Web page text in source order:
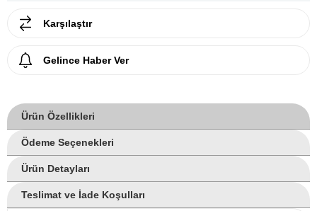
Karşılaştır
Gelince Haber Ver
Ürün Özellikleri
Ödeme Seçenekleri
Ürün Detayları
Teslimat ve İade Koşulları